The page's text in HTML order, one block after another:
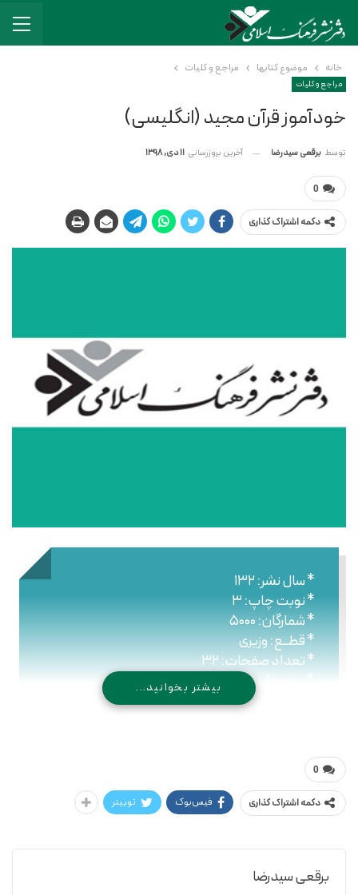
خانه موضوع کتابها مراجع و کلیات
مراجع و کلیات
خودآموز قرآن مجید (انگلیسی)
توسط برقعی سیدرضا آخرین بروزرسانی 11 دی, 1398
0
دکمه اشتراک گذاری
* سال نشر: ۱۳۲
* نوبت چاپ: ۳
* شمارگان: ۵۰۰۰
* قطــع: وزیری
* تعداد صفحات: ۳۲
* نـوع جلـد: شومیزبیشتر بخوانید...
0
دکمه اشتراک گذاری فیس‌بوک توییتر
برقعی سیدرضا